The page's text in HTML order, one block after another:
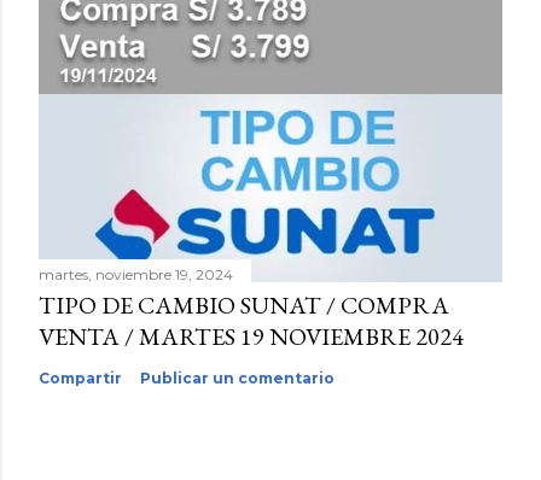
martes, noviembre 19, 2024
TIPO DE CAMBIO SUNAT / COMPRA
VENTA / MARTES 19 NOVIEMBRE 2024
Compartir Publicar un comentario